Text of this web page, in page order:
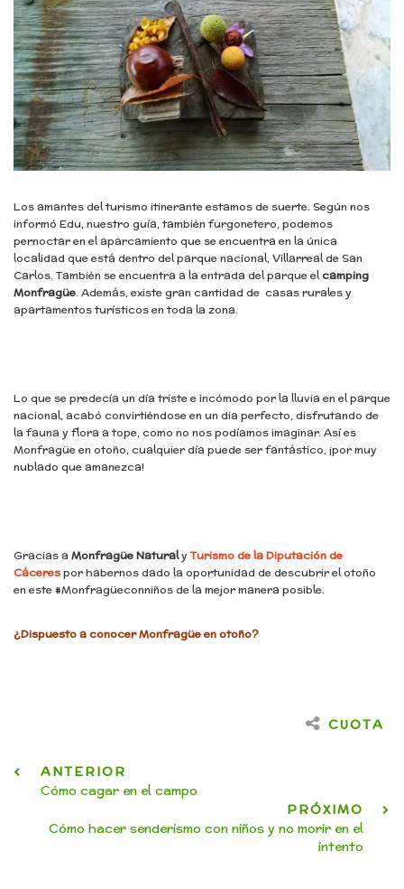
Los amantes del turismo itinerante estamos de suerte. Según nos
informó Edu, nuestro guía, también furgonetero, podemos
pernoctar en el aparcamiento que se encuentra en la única
localidad que está dentro del parque nacional, Villarreal de San
Carlos. También se encuentra a la entrada del parque elcamping
Monfragüe. Además, existe gran cantidad de casas rurales y
apartamentos turísticos en toda la zona.
Lo que se predecía un día triste e incómodo por la lluvia en el parque
nacional, acabó convirtiéndose en un dia perfecto, disfrutando de
la fauna y flora a tope, como no nos podíamos imaginar. Así es
Monfragüe en otoño, cualquier día puede ser fantástico, ¡por muy
nublado que amanezca!
Gracias a Monfragüe Naturaly Turismo de la Diputación de
Cácerespor habernos dado la oportunidad de descubrir el otoño
en este #Monfragüeconniños de la mejor manera posible.
¿Dispuesto a conocer Monfragüe en otoño?
CUOTA
ANTERIOR
Cómo cagar en el campo
PRÓXIMO
Cómo hacer senderismo con niños y no morir en el
intento